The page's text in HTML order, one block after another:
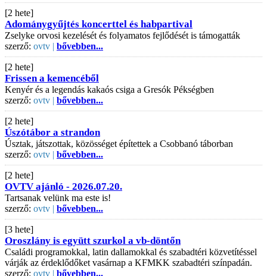
[2 hete]
Adománygyűjtés koncerttel és habpartival
Zselyke orvosi kezelését és folyamatos fejlődését is támogatták
szerző: ovtv | bővebben...
[2 hete]
Frissen a kemencéből
Kenyér és a legendás kakaós csiga a Gresók Pékségben
szerző: ovtv | bővebben...
[2 hete]
Úszótábor a strandon
Úsztak, játszottak, közösséget építettek a Csobbanó táborban
szerző: ovtv | bővebben...
[2 hete]
OVTV ajánló - 2026.07.20.
Tartsanak velünk ma este is!
szerző: ovtv | bővebben...
[3 hete]
Oroszlány is együtt szurkol a vb-döntőn
Családi programokkal, latin dallamokkal és szabadtéri közvetítéssel
várják az érdeklődőket vasárnap a KFMKK szabadtéri színpadán.
szerző: ovtv | bővebben...